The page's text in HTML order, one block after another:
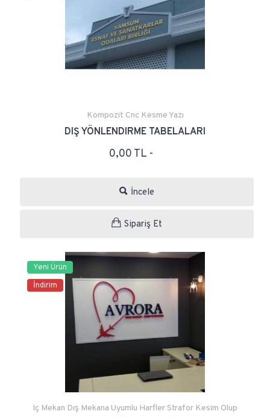
Kompozit Cnc Kesme Yazı
DIŞ YÖNLENDIRME TABELALARI
0,00 TL -
İncele
Sipariş Et
Yeni Ürün
İndirim
Iç Mekan Dış Mekana Uyumlu Harfler Strafor Kesim Olup